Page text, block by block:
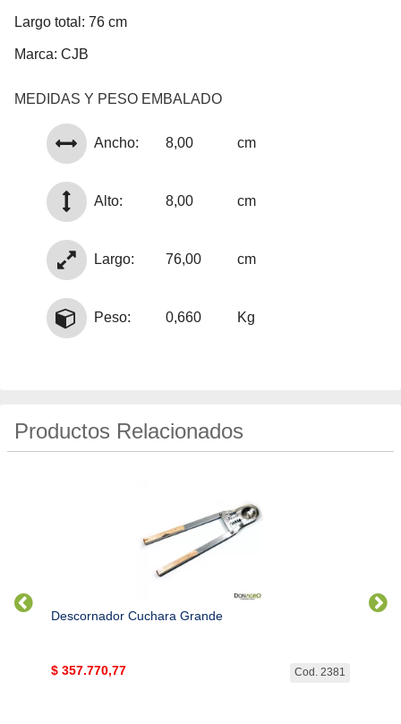
Largo total: 76 cm
Marca: CJB
MEDIDAS Y PESO EMBALADO
Ancho: 8,00 cm
Alto: 8,00 cm
Largo: 76,00 cm
Peso: 0,660 Kg
Productos Relacionados
Descornador Cuchara Grande
Cod. 2381
$ 357.770,77